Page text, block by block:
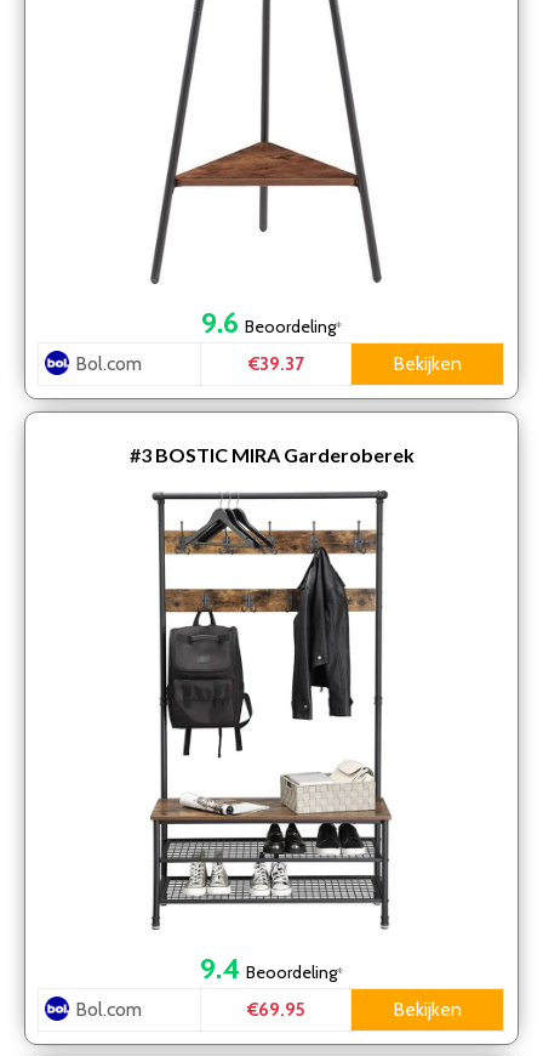
9.6 Beoordeling*
Bol.com €39.37 Bekijken
#3 BOSTIC MIRA Garderoberek
9.4 Beoordeling*
Bol.com €69.95 Bekijken